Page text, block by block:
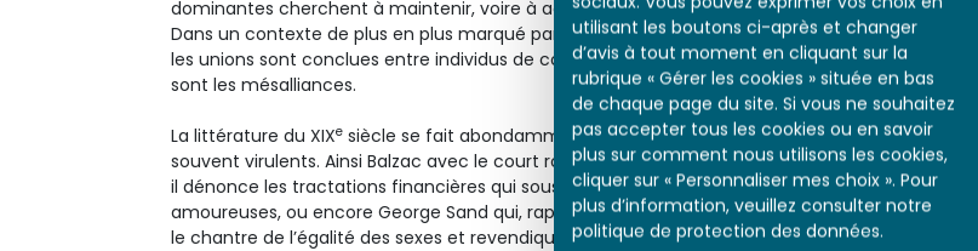
utilisant les boutons ci-après et changer
d’avis à tout moment en cliquant sur la
rubrique « Gérer les cookies » située en bas
de chaque page du site. Si vous ne souhaitez
pas accepter tous les cookies ou en savoir
plus sur comment nous utilisons les cookies,
cliquer sur « Personnaliser mes choix ». Pour
plus d’information, veuillez consulter notre
politique de protection des données.
dominantes cherchent à maintenir, voire à accroître leur fortune par le biais du mariage.
Dans un contexte de plus en plus marqué par l’idéal bourgeois et par le règne de l’argent,
les unions sont conclues entre individus de condition et de fortune équivalentes, et rares
sont les mésalliances.
La littérature du XIXe siècle se fait abondamment l’écho de cet esprit bourgeois, en termes
souvent virulents. Ainsi Balzac avec le court roman intituléUn contrat de mariage(1835), où
il dénonce les tractations financières qui sous-tendent les relations sociales et
amoureuses, ou encore George Sand qui, rapidement déçue par son propre mariage, se fit
le chantre de l’égalité des sexes et revendiqua pour les femmes le droit d’aimer.